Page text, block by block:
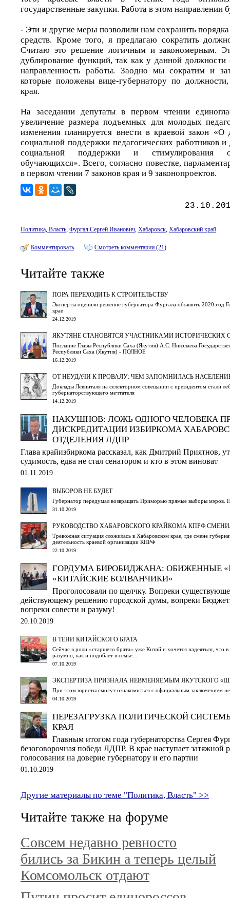
государственные закупки. Работа в этом направлении
- Эти и другие меры позволили нам сохранить
средств. Кроме того, я предлагаю сократить
Считаю это решение логичным и закономерным.
дублирование функций, так как у данной должности
направленность работы. Заодно мы сократим и
которые положены вице-губернатору по
края.
На заседании депутаты в первом чтении
увеличение размера подъемных для молодых
изменения планируется внести в краевой закон «О
социальной поддержки педагогических работников
социальной поддержки и стимулирования
обучающихся». Всего, согласно повестке,
в первом чтении 7 законов края и 9 законопроектов.
Политика, Власть, Фургал Сергей Иванович, Хабаровск, Хабаровский край
Комментировать Смотреть комментарии (21)
Читайте также
ПОРА ПЕРЕХОДИТЬ К СТРОИТЕЛЬСТВУ
Эксперты оценили решение губернатора Фургала объявить 2020 год
крае
24.12.2019
ЯКУТЯНЕ СТАНОВЯТСЯ УЧАСТНИКАМИ ИСТОРИЧЕСКИХ
Послание Главы Республики Саха (Якутия) А.С. Николаева
Республики Саха (Якутия) - ПОЛНОЕ
16.12.2019
ОТ НЕУДАЧИ К ПРОВАЛУ: ЧЕМ ЗАПОМНИЛАСЬ
Доклады Левинталя на селекторном совещании с президентом стали
губернаторствующего мечтателя
14.12.2019
НАКУШНОВ: ЛОЖЬ ОДНОГО ЧЕЛОВЕКА
ДИСКРЕДИТАЦИИ ИЗБИРКОМА
ОТДЕЛЕНИЯ ЛДПР
Глава крайизбиркома рассказал, как Дмитрий Приятнов,
судимость, едва не стал сенатором и кто в этом виноват
01.11.2019
ВЫБОРОВ НЕ БУДЕТ
Губернатор передумал возвращать Приморью прямые выборы мэров.
31.10.2019
РУКОВОДСТВО ХАБАРОВСКОГО КРАЙКОМА КПРФ
Тревожная ситуация сложилась в Хабаровском крае, где смене
деятельность краевой организации КПРФ
22.10.2019
ГОРДУМА БИРОБИДЖАНА: ОБИЖЕННЫЕ
«КИТАЙСКИЕ БОЛВАНЧИКИ»
Проголосовали по щелчку. Вопреки
действующему решению городской думы, вопреки
вопреки совести и разуму!
20.10.2019
В ТЕНИ КИТАЙСКОГО БРАТА
Сейчас в роли «старшего брата» уже Китай и хочется надеяться, что
разумно, как и подобает в семье...
07.10.2019
ЭКСПЕРТИЗА ПРИЗНАЛА НЕВМЕНЯЕМЫМ ЯКУТСКОГО
При этом юристы смогут ознакомиться с официальным заключением
04.10.2019
ПЕРЕЗАГРУЗКА ПОЛИТИЧЕСКОЙ
КРАЯ
Главным итогом года губернаторства Сергея
безоговорочная победа ЛДПР. В крае наступает
голосования на доверие губернатору и его партии
01.10.2019
Другие материалы по теме "Политика, Власть" >>
Читайте также на форуме
Совсем недавно ревносто
бились за Бикин а теперь целый
Комсомольск отдают